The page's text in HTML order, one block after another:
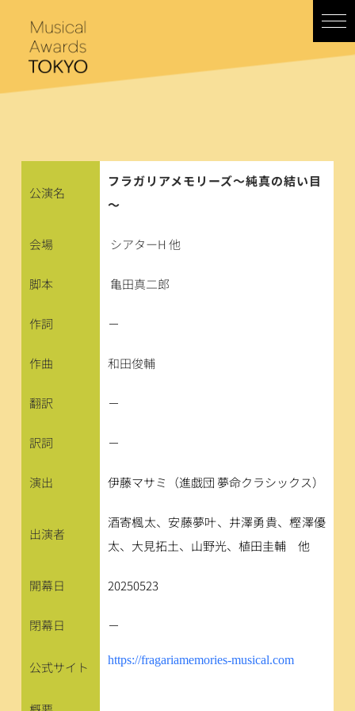
へ
公演名
フラガリアメモリーズ～純真の結い目
～
会場 シアターH 他
脚本 亀田真二郎
作詞 －
作曲 和田俊輔
翻訳 －
訳詞 －
演出 伊藤マサミ（進戯団 夢命クラシックス）
出演者
酒寄楓太、安藤夢叶、井澤勇貴、樫澤優
太、大見拓土、山野光、植田圭輔　他
開幕日 20250523
閉幕日 －
公式サイト https://fragariamemories-musical.com